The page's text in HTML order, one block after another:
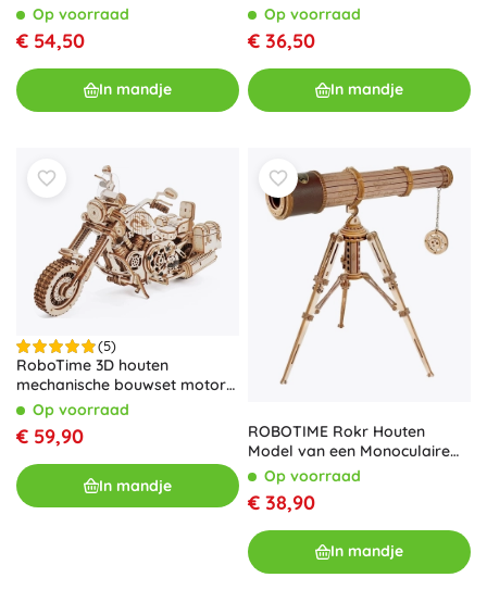
Op voorraad
€ 54,50
In mandje
Op voorraad
€ 36,50
In mandje
(5)
RoboTime 3D houten
mechanische bouwset motor
cruiser
Op voorraad
€ 59,90
In mandje
ROBOTIME Rokr Houten
Model van een Monoculaire
Telescoop
Op voorraad
€ 38,90
In mandje